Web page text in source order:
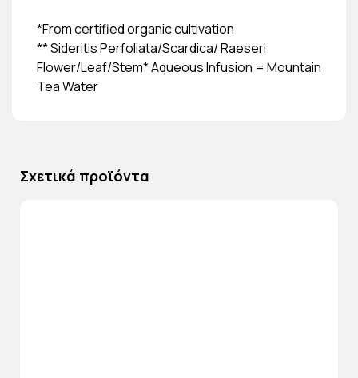
*From certified organic cultivation
** Sideritis Perfoliata/Scardica/ Raeseri
Flower/Leaf/Stem* Aqueous Infusion = Mountain
Tea Water
Σχετικά προϊόντα